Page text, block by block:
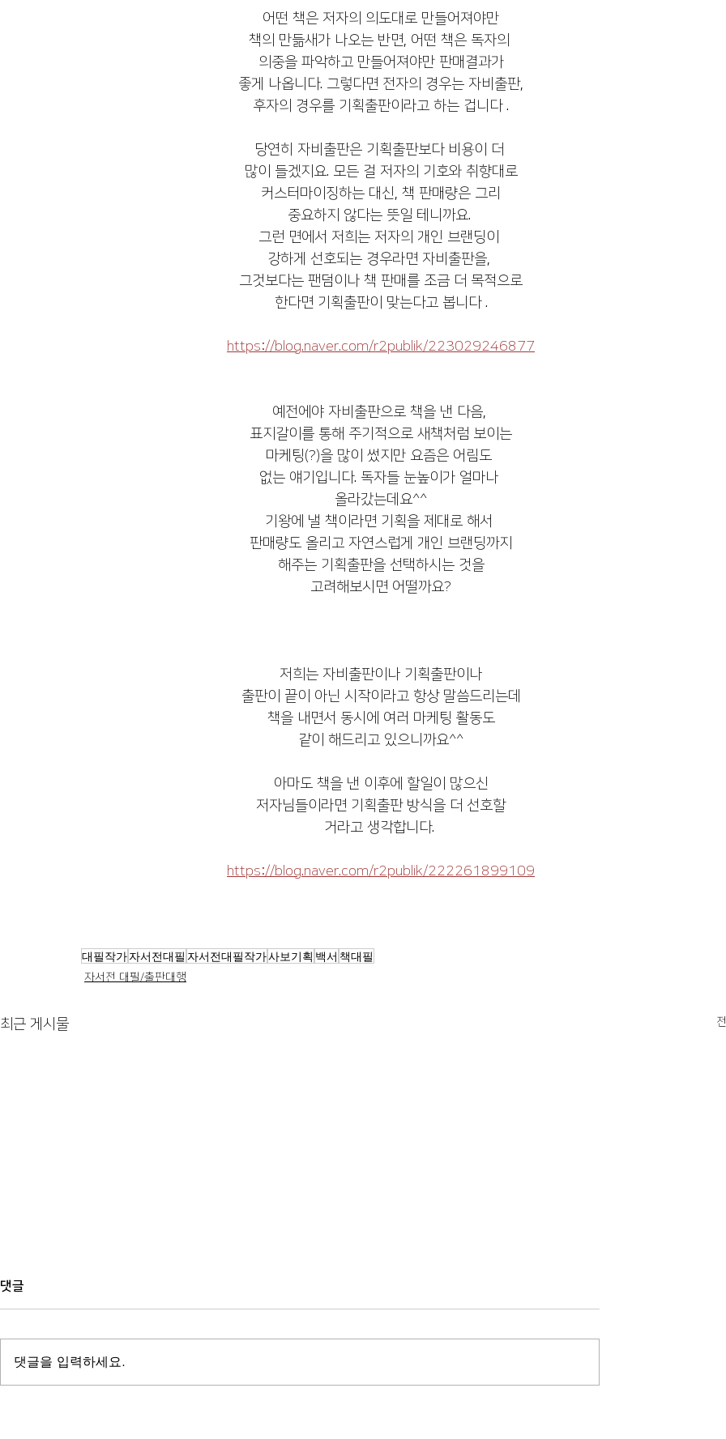
어떤 책은 저자의 의도대로 만들어져야만
책의 만듦새가 나오는 반면, 어떤 책은 독자의
의중을 파악하고 만들어져야만 판매결과가
좋게 나옵니다. 그렇다면 전자의 경우는 자비출판,
후자의 경우를 기획출판이라고 하는 겁니다 .
당연히 자비출판은 기획출판보다 비용이 더
많이 들겠지요. 모든 걸 저자의 기호와 취향대로
커스터마이징하는 대신, 책 판매량은 그리
중요하지 않다는 뜻일 테니까요.
그런 면에서 저희는 저자의 개인 브랜딩이
강하게 선호되는 경우라면 자비출판을,
그것보다는 팬덤이나 책 판매를 조금 더 목적으로
한다면 기획출판이 맞는다고 봅니다 .
https://blog.naver.com/r2publik/223029246877
예전에야 자비출판으로 책을 낸 다음,
표지갈이를 통해 주기적으로 새책처럼 보이는
마케팅(?)을 많이 썼지만 요즘은 어림도
없는 얘기입니다. 독자들 눈높이가 얼마나
올라갔는데요^^
기왕에 낼 책이라면 기획을 제대로 해서
판매량도 올리고 자연스럽게 개인 브랜딩까지
해주는 기획출판을 선택하시는 것을
고려해보시면 어떨까요?
저희는 자비출판이나 기획출판이나
출판이 끝이 아닌 시작이라고 항상 말씀드리는데
책을 내면서 동시에 여러 마케팅 활동도
같이 해드리고 있으니까요^^
아마도 책을 낸 이후에 할일이 많으신
저자님들이라면 기획출판 방식을 더 선호할
거라고 생각합니다.
https://blog.naver.com/r2publik/222261899109
대필작가자서전대필 자서전대필작가사보기획 백서 책대필
자서전 대필/출판대행
최근 게시물
댓글
댓글을 입력하세요.